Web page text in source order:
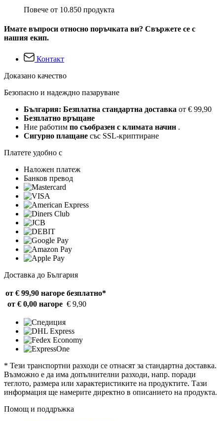
Повече от 10.850 продукта
Имате въпроси относно поръчката ви? Свържете се с
нашия екип.
Контакт
Доказано качество
Безопасно и надеждно пазаруване
България: Безплатна стандартна доставка от € 99,90
Безплатно връщане
Ние работим по съобразен с климата начин .
Сигурно плащане със SSL-криптиране
Платете удобно с
Наложен платеж
Банков превод
Доставка до България
от € 99,90 нагоре безплатно*
от € 0,00 нагоре € 9,90
* Тези транспортни разходи се отнасят за стандартна доставка.
Възможно е да има допълнителни разходи, напр. поради
теглото, размера или характеристиките на продуктите. Тази
информация ще намерите директно в описанието на продукта.
Помощ и поддръжка